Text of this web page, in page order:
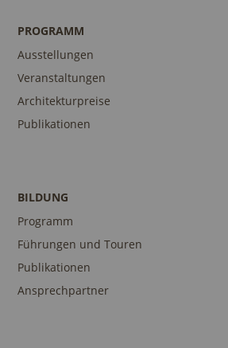
PROGRAMM
Ausstellungen
Veranstaltungen
Architekturpreise
Publikationen
BILDUNG
Programm
Führungen und Touren
Publikationen
Ansprechpartner